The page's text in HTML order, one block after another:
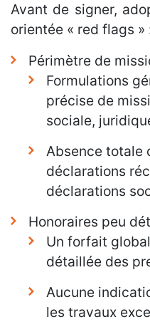
Avant de signer,
orientée « red flags »
Périmètre de
Formulations
précise de
sociale,
Absence totale
déclarations
déclarations
Honoraires peu
Un forfait
détaillée des
Aucune
les travaux